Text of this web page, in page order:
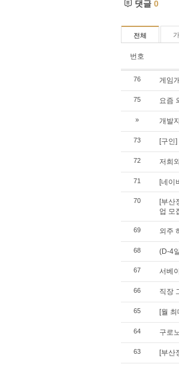
댓글 0
전체
번호
76 게임
75 요즘
» 개발
73 [구인
72 저희
71 [네이
70
[부산
업 모
69 외주
68 (D-4
67 서베
66 직장
65 [월
64 구로
63 [부산